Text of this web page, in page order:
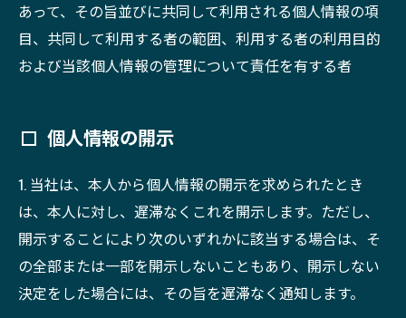
あって、その旨並びに共同して利用される個人情報の項
目、共同して利用する者の範囲、利用する者の利用目的
および当該個人情報の管理について責任を有する者
個人情報の開示
1. 当社は、本人から個人情報の開示を求められたとき
は、本人に対し、遅滞なくこれを開示します。ただし、
開示することにより次のいずれかに該当する場合は、そ
の全部または一部を開示しないこともあり、開示しない
決定をした場合には、その旨を遅滞なく通知します。